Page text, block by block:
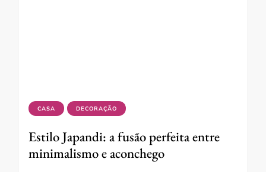
CASA DECORAÇÃO
Estilo Japandi: a fusão perfeita entre
minimalismo e aconchego